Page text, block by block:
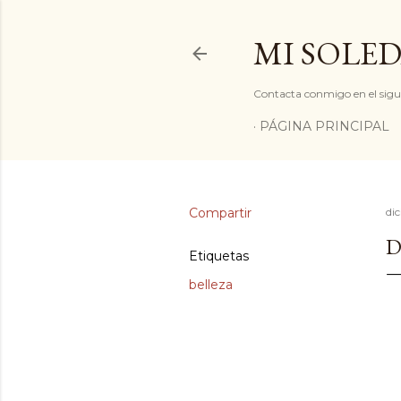
MI
Contacta conmigo en el
PÁGINA PRINCIPAL
Compartir
Etiquetas
belleza